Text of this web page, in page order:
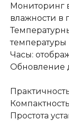
Мониторинг
влажности
температуры
Часы:
Обновление
Простота